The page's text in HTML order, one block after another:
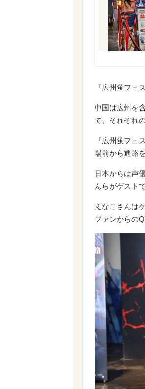
『広州蛍フェ
中国は広州を
て、それぞれ
『広州蛍フェ
場前から通路
日本からは声
んらがゲスト
えなこさんは
ファンからの